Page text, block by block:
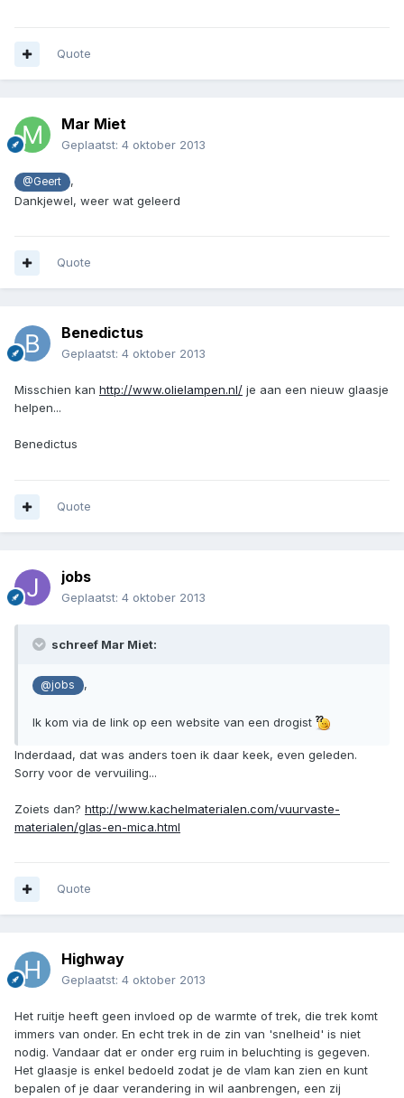
Quote
Mar Miet
Geplaatst: 4 oktober 2013
@Geert
,
Dankjewel, weer wat geleerd
Quote
Benedictus
Geplaatst: 4 oktober 2013
Misschien kan http://www.olielampen.nl/ je aan een nieuw glaasje
helpen...
Benedictus
Quote
jobs
Geplaatst: 4 oktober 2013
schreef Mar Miet:
@jobs ,
Ik kom via de link op een website van een drogist
Inderdaad, dat was anders toen ik daar keek, even geleden.
Sorry voor de vervuiling...
Zoiets dan? http://www.kachelmaterialen.com/vuurvaste-
materialen/glas-en-mica.html
Quote
Highway
Geplaatst: 4 oktober 2013
Het ruitje heeft geen invloed op de warmte of trek, die trek komt
immers van onder. En echt trek in de zin van 'snelheid' is niet
nodig. Vandaar dat er onder erg ruim in beluchting is gegeven.
Het glaasje is enkel bedoeld zodat je de vlam kan zien en kunt
bepalen of je daar verandering in wil aanbrengen, een zij